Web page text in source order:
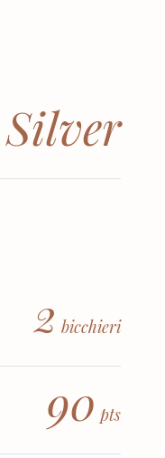
Silver
2 bicchieri
90 pts